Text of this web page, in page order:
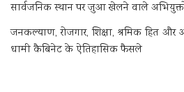
सार्वजनिक स्थान पर जुआ खेलने वाले
जनकल्याण, रोजगार, शिक्षा, श्रमिक हित
धामी कैबिनेट के ऐतिहासिक फैसले